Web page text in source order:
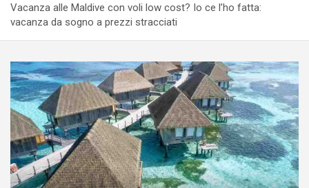
Vacanza alle Maldive con voli low cost? Io ce l’ho fatta:
vacanza da sogno a prezzi stracciati